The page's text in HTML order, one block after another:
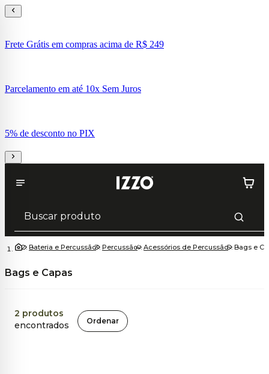
Frete Grátis em compras acima de R$ 249
Parcelamento em até 10x Sem Juros
5% de desconto no PIX
Bateria e Percussão Percussão Acessórios de Percussão Bags e
Bags e Capas
2 produtos
encontrados
Ordenar